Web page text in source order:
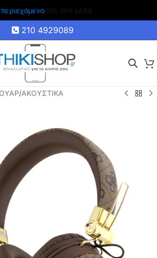
για αγορές άνω των 35€
210 4929089
/ΑΚΟΥΣΤΙΚΑ